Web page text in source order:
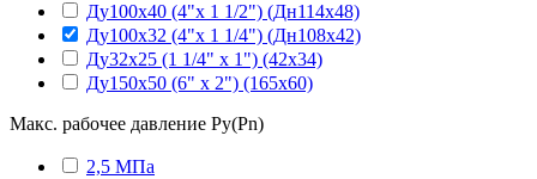
Ду100х40 (4"х 1 1/2") (Дн114х48)
Ду100х32 (4"х 1 1/4") (Дн108х42)
Ду32х25 (1 1/4" х 1") (42х34)
Ду150х50 (6" х 2") (165х60)
Макс. рабочее давление Ру(Pn)
2,5 МПа